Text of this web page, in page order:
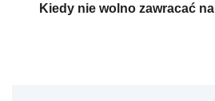
Kiedy nie wolno zawracać